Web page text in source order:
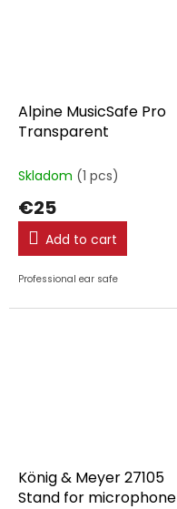
Alpine MusicSafe Pro
Transparent
Skladom (1 pcs)
€25
Add to cart
Professional ear safe
König & Meyer 27105
Stand for microphone